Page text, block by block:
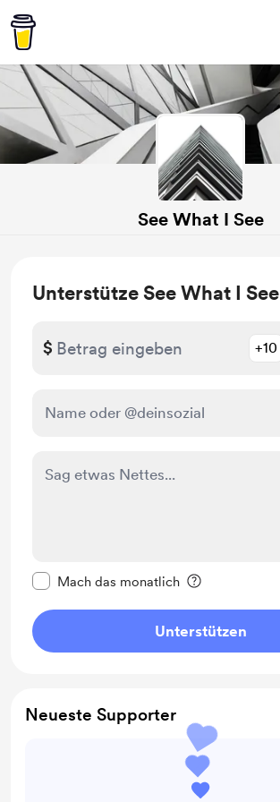
See What I See
Unterstütze See What I See
$ +10
Mach das monatlich
Unterstützen
Neueste Supporter